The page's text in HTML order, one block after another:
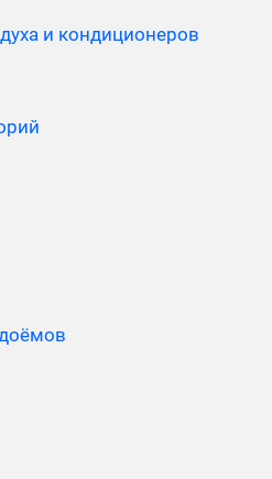
и кондиционеров